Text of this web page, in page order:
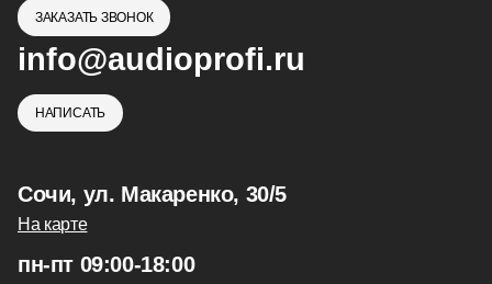
ЗАКАЗАТЬ ЗВОНОК
info@audioprofi.ru
НАПИСАТЬ
Сочи, ул. Макаренко, 30/5
На карте
пн-пт 09:00-18:00